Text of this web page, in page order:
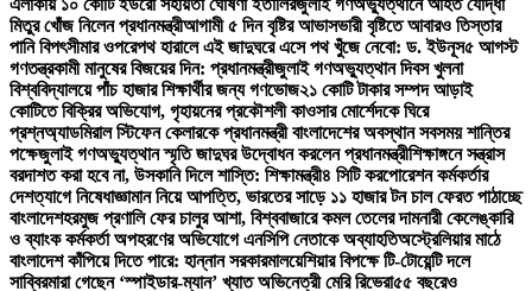
এলাকায় ১০ কোটি ইউরো সহায়তা ঘোষণা ইতালিরজুলাই গণঅভ্যুত্থানে আহত যোদ্ধা
মিতুর খোঁজ নিলেন প্রধানমন্ত্রীআগামী ৫ দিন বৃষ্টির আভাসভারী বৃষ্টিতে আবারও তিস্তার
পানি বিপৎসীমার ওপরেপথ হারালে এই জাদুঘরে এসে পথ খুঁজে নেবো: ড. ইউনূস৫ আগস্ট
গণতন্ত্রকামী মানুষের বিজয়ের দিন: প্রধানমন্ত্রীজুলাই গণঅভ্যুত্থান দিবস খুলনা
বিশ্ববিদ্যালয়ে পাঁচ হাজার শিক্ষার্থীর জন্য গণভোজ২১ কোটি টাকার সম্পদ আড়াই
কোটিতে বিক্রির অভিযোগ, গৃহায়নের প্রকৌশলী কাওসার মোর্শেদকে ঘিরে
প্রশ্নঅ্যাডমিরাল স্টিফেন কেলারকে প্রধানমন্ত্রী বাংলাদেশের অবস্থান সবসময় শান্তির
পক্ষেজুলাই গণঅভ্যুত্থান স্মৃতি জাদুঘর উদ্বোধন করলেন প্রধানমন্ত্রীশিক্ষাঙ্গনে সন্ত্রাস
বরদাশত করা হবে না, উসকানি দিলে শাস্তি: শিক্ষামন্ত্রী৪ সিটি করপোরেশন কর্মকর্তার
দেশত্যাগে নিষেধাজ্ঞামান নিয়ে আপত্তি, ভারতের সাড়ে ১১ হাজার টন চাল ফেরত পাঠাচ্ছে
বাংলাদেশহরমুজ প্রণালি ফের চালুর আশা, বিশ্ববাজারে কমল তেলের দামনারী কেলেঙ্কারি
ও ব্যাংক কর্মকর্তা অপহরণের অভিযোগে এনসিপি নেতাকে অব্যাহতিঅস্ট্রেলিয়ার মাঠে
বাংলাদেশ কাঁপিয়ে দিতে পারে: হান্নান সরকারমালয়েশিয়ার বিপক্ষে টি-টোয়েন্টি দলে
সাব্বিরমারা গেছেন ‘স্পাইডার-ম্যান’ খ্যাত অভিনেত্রী মেরি রিভেরা৫৫ বছরেও